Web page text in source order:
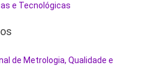
e Tecnológicas
de Metrologia, Qualidade e